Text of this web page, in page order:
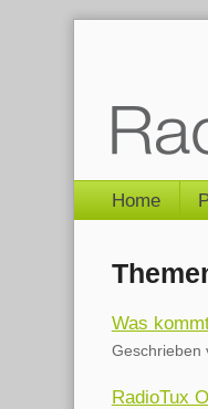
Home
Was
Geschrieben
RadioTux